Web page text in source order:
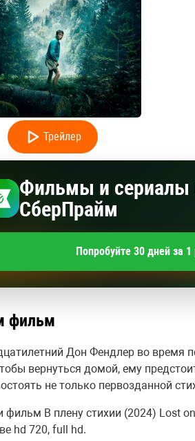
Трейлер
Фильмы и сериалы
СберПрайм
Попробуйте 30 дней за 1
фильм
Дон Фендлер во время
вернуться домой, ему
не только первозданной
фильм В плену стихии (2024) Lost
hd 720, full hd.